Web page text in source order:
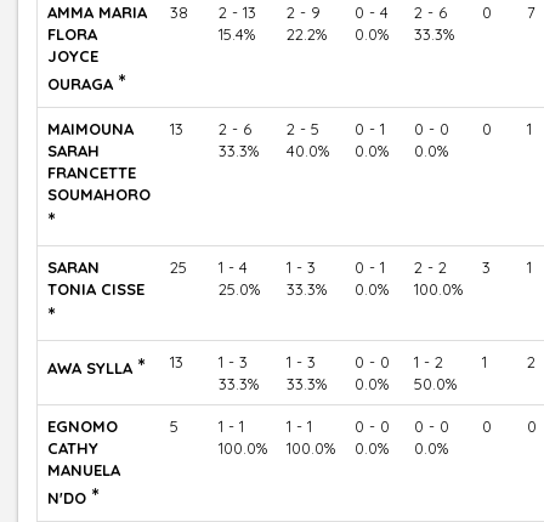
AMMA MARIA
FLORA
JOYCE
OURAGA *
38
2 - 13
15.4%
2 - 9
22.2%
0 - 4
0.0%
2 - 6
33.3%
0 7
MAIMOUNA
SARAH
FRANCETTE
SOUMAHORO
*
13
2 - 6
33.3%
2 - 5
40.0%
0 - 1
0.0%
0 - 0
0.0%
0 1
SARAN
TONIA CISSE
*
25
1 - 4
25.0%
1 - 3
33.3%
0 - 1
0.0%
2 - 2
100.0%
3 1
AWA SYLLA * 13
1 - 3
33.3%
1 - 3
33.3%
0 - 0
0.0%
1 - 2
50.0%
1 2
EGNOMO
CATHY
MANUELA
N'DO *
5
1 - 1
100.0%
1 - 1
100.0%
0 - 0
0.0%
0 - 0
0.0%
0 0